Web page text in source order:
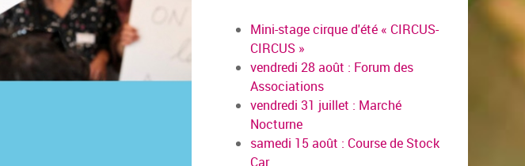
Mini-stage cirque d'été « CIRCUS-
CIRCUS »
vendredi 28 août : Forum des
Associations
vendredi 31 juillet : Marché
Nocturne
samedi 15 août : Course de Stock
Car